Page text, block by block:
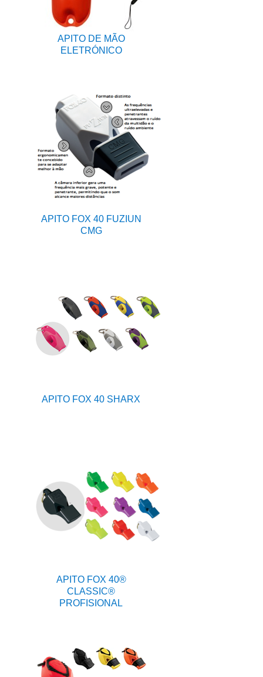
APITO DE MÃO
ELETRÓNICO
APITO FOX 40 FUZIUN
CMG
APITO FOX 40 SHARX
APITO FOX 40®
CLASSIC®
PROFISIONAL